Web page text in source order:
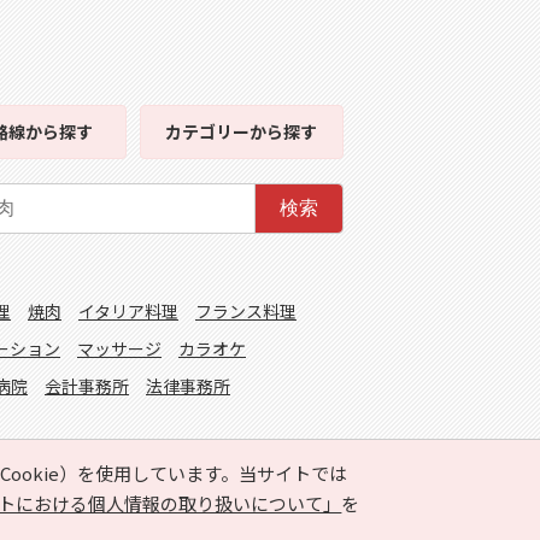
）を使用しています。当サイトでは
における個人情報の取り扱いについて」 を
線から探す カテゴリーから探す
検索
焼肉 イタリア料理
フランス料理
ション マッサージ
カラオケ
院 会計事務所 法律事務所